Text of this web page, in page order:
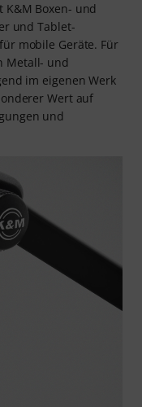
Boxen- und
und Tablet-
mobile Geräte. Für
Metall- und
im eigenen Werk
Wert auf
und